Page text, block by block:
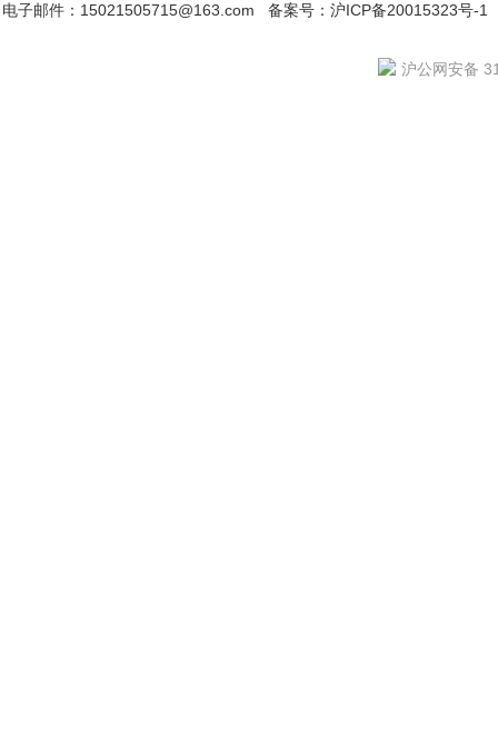
电子邮件：15021505715@163.com 备案号：沪ICP备20015323号-1
沪公网安备